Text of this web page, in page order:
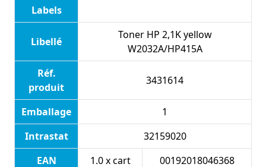
Labels
Libellé
Toner HP 2,1K yellow
W2032A/HP415A
Réf.
produit
3431614
Emballage
1
Intrastat
32159020
EAN
1.0 x cart 00192018046368